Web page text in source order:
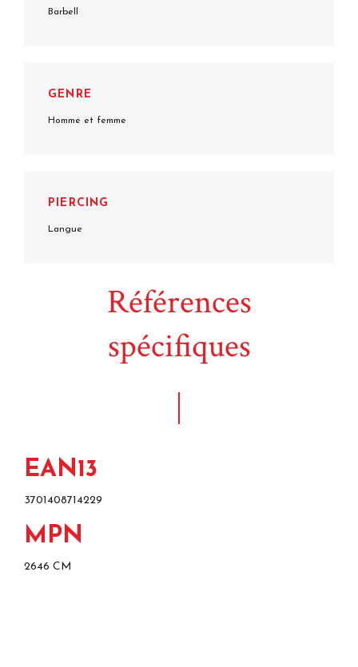
Barbell
GENRE
Homme et femme
PIERCING
Langue
Références
spécifiques
EAN13
3701408714229
MPN
2646 CM